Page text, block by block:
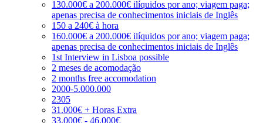
130.000€ a 200.000€ ilíquidos por ano; viagem paga;
apenas precisa de conhecimentos iniciais de Inglês
150 a 240€ à hora
160.000€ a 200.000€ ilíquidos por ano; viagem paga;
apenas precisa de conhecimentos iniciais de Inglês
1st Interview in Lisboa possible
2 meses de acomodação
2 months free accomodation
2000-5.000.000
2305
31.000€ + Horas Extra
33.000€ - 46.000€